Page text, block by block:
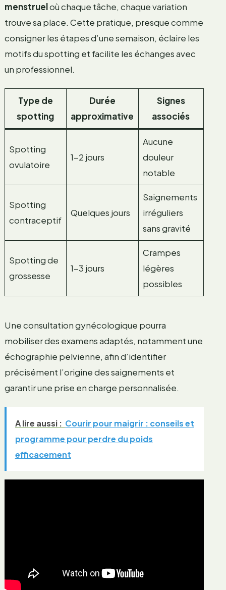
menstrueloù chaque tâche, chaque variation
trouve sa place. Cette pratique, presque comme
consigner les étapes d’une semaison, éclaire les
motifs du spotting et facilite les échanges avec
un professionnel.
Type de
spotting
Durée
approximative
Signes
associés
Spotting
ovulatoire
1-2 jours
Aucune
douleur
notable
Spotting
contraceptif
Quelques jours
Saignements
irréguliers
sans gravité
Spotting de
grossesse
1-3 jours
Crampes
légères
possibles
Une consultation gynécologique pourra
mobiliser des examens adaptés, notamment une
échographie pelvienne, afin d’identifier
précisément l’origine des saignements et
garantir une prise en charge personnalisée.
A lire aussi : Courir pour maigrir : conseils et
programme pour perdre du poids
efficacement